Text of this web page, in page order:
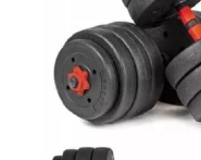
Bicicletas horizonales
Bicicletas spinning
Bicicletas tradicionales